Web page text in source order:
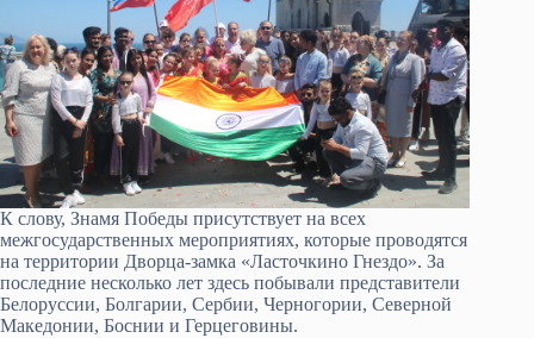
К слову, Знамя Победы присутствует на всех
межгосударственных мероприятиях, которые проводятся
на территории Дворца-замка «Ласточкино Гнездо». За
последние несколько лет здесь побывали представители
Белоруссии, Болгарии, Сербии, Черногории, Северной
Македонии, Боснии и Герцеговины.